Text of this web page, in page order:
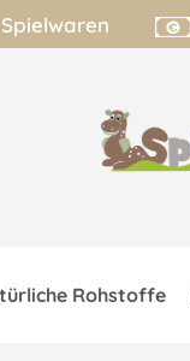
Rohstoffe